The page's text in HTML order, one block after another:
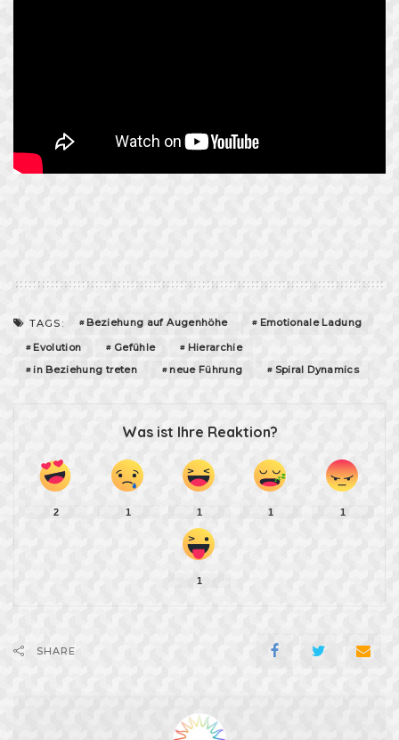
TAGS: Beziehung auf Augenhöhe
Emotionale Ladung
Evolution
Gefühle
Hierarchie
in Beziehung treten
neue Führung Spiral Dynamics
Was ist Ihre Reaktion?
2 1 1 1 1
1
SHARE